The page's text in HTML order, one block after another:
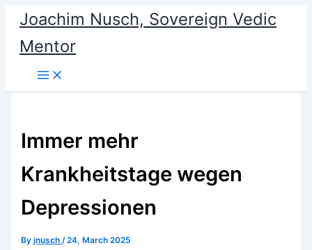
content
Joachim Nusch, Sovereign Vedic
Mentor
Immer mehr
Krankheitstage wegen
Depressionen
Byjnusch/24, March 2025